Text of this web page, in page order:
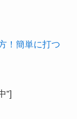
！簡単に打つ
”]